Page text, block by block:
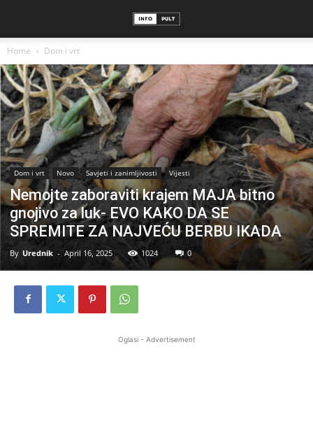
Home Dom i vrt
Dom i vrt Novo Savjeti i zanimljivosti Vijesti
Nemojte zaboraviti krajem MAJA bitno
gnojivo za luk- EVO KAKO DA SE
SPREMITE ZA NAJVEĆU BERBU IKADA
By Urednik - April 16, 2025 1024 0
Oglasi - Advertisement